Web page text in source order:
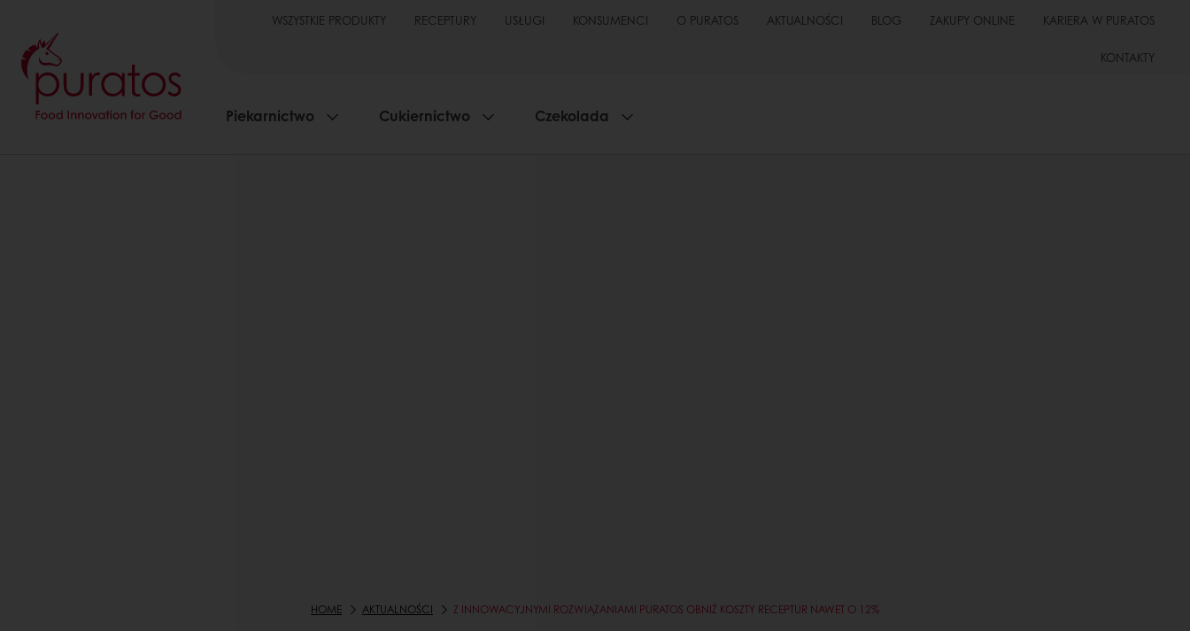
WSZYSTKIE PRODUKTY RECEPTURY USŁUGI KONSUMENCI O PURATOS AKTUALNOŚCI BLOG ZAKUPY ONLINE KARIERA W PURATOS
KONTAKTY
Piekarnictwo Cukiernictwo Czekolada
HOME AKTUALNOŚCI Z INNOWACYJNYMI ROZWIĄZANIAMI PURATOS OBNIŻ KOSZTY RECEPTUR NAWET O 12%